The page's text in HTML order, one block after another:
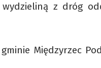
z dróg
Międzyrzec